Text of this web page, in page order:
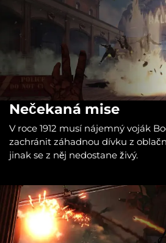
Nečekaná mise
V roce 1912 musí nájemný voják
zachránit záhadnou dívku z
jinak se z něj nedostane živý.